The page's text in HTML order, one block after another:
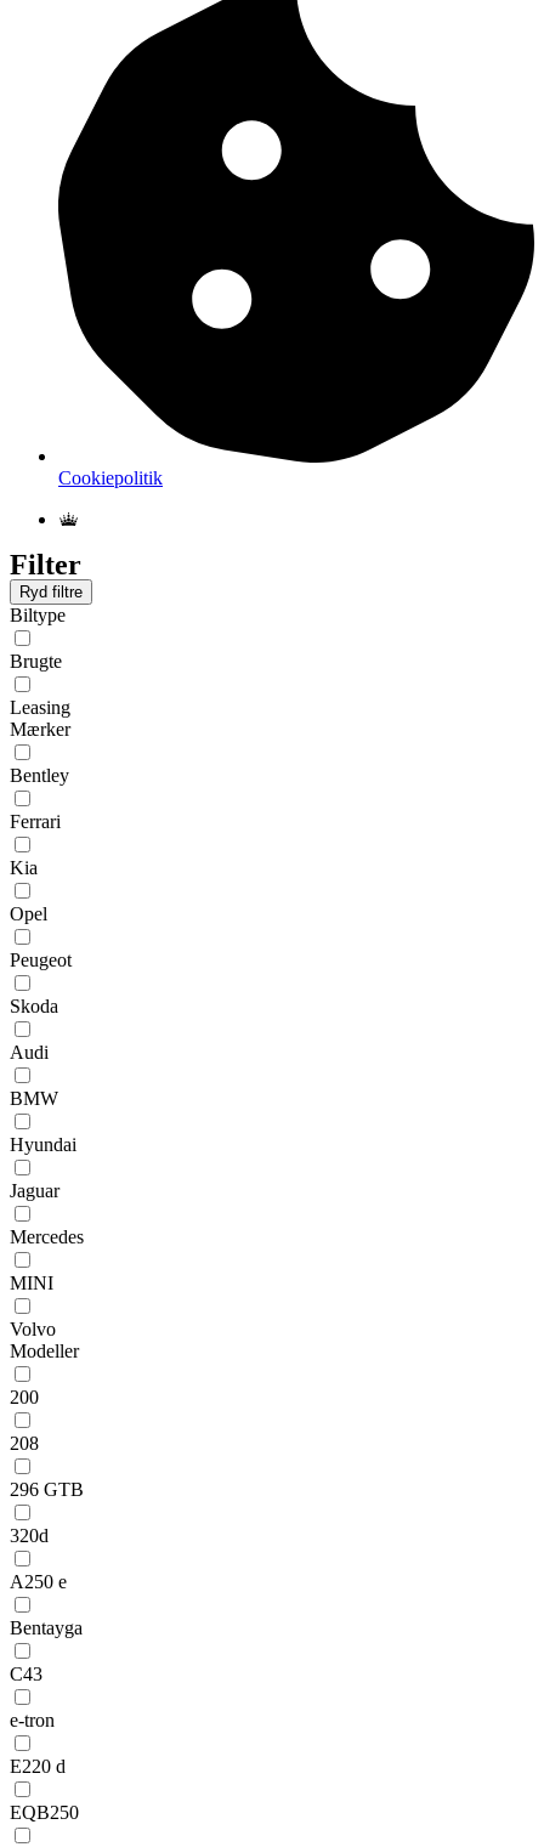
Cookiepolitik
Filter
Ryd filtre
Biltype
Brugte
Leasing
Mærker
Bentley
Ferrari
Kia
Opel
Peugeot
Skoda
Audi
BMW
Hyundai
Jaguar
Mercedes
MINI
Volvo
Modeller
200
208
296 GTB
320d
A250 e
Bentayga
C43
e-tron
E220 d
EQB250